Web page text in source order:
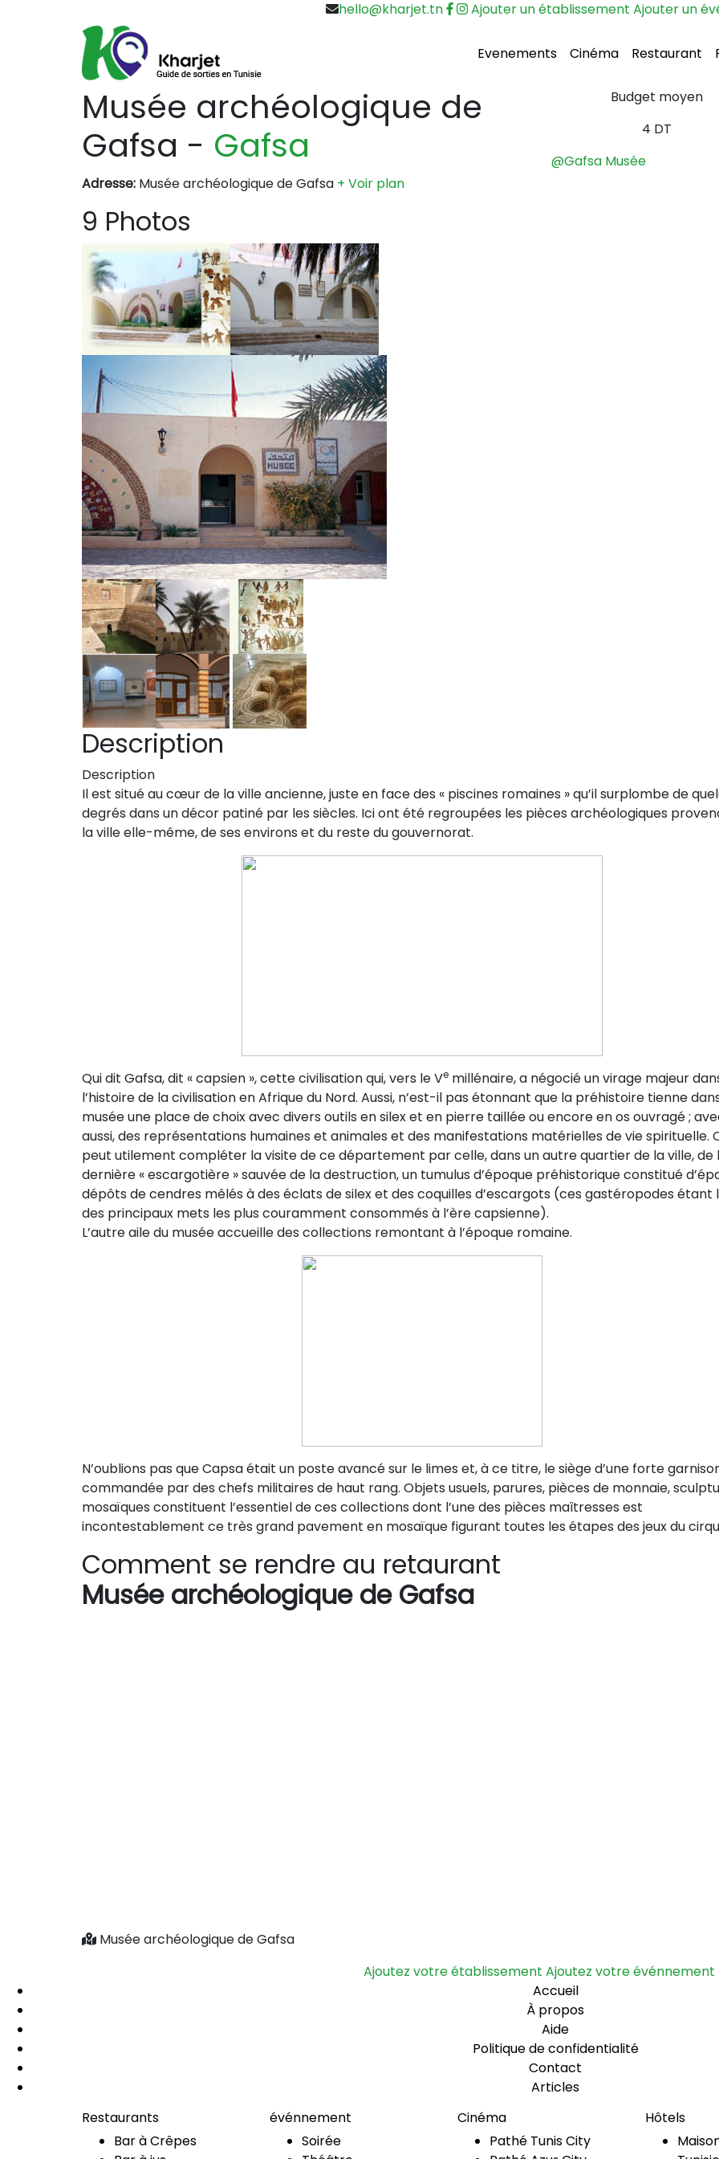
hello@kharjet.tn Ajouter un établissement Ajouter un
Evenements Cinéma Restaurant
Musée archéologique de
Gafsa - Gafsa
Adresse: Musée archéologique de Gafsa + Voir plan
Budget moyen
4 DT
@Gafsa Musée
9 Photos
Description
Description
Il est situé au cœur de la ville ancienne, juste en face des « piscines romaines » qu’il surplombe de
degrés dans un décor patiné par les siècles. Ici ont été regroupées les pièces archéologiques
la ville elle-même, de ses environs et du reste du gouvernorat.
Qui dit Gafsa, dit « capsien », cette civilisation qui, vers le Ve millénaire, a négocié un virage majeur
l’histoire de la civilisation en Afrique du Nord. Aussi, n’est-il pas étonnant que la préhistoire tienne
musée une place de choix avec divers outils en silex et en pierre taillée ou encore en os ouvragé ;
aussi, des représentations humaines et animales et des manifestations matérielles de vie spirituelle.
peut utilement compléter la visite de ce département par celle, dans un autre quartier de la ville, de
dernière « escargotière » sauvée de la destruction, un tumulus d’époque préhistorique constitué
dépôts de cendres mêlés à des éclats de silex et des coquilles d’escargots (ces gastéropodes étant
des principaux mets les plus couramment consommés à l’ère capsienne).
L’autre aile du musée accueille des collections remontant à l’époque romaine.
N’oublions pas que Capsa était un poste avancé sur le limes et, à ce titre, le siège d’une forte
commandée par des chefs militaires de haut rang. Objets usuels, parures, pièces de monnaie,
mosaïques constituent l’essentiel de ces collections dont l’une des pièces maîtresses est
incontestablement ce très grand pavement en mosaïque figurant toutes les étapes des jeux du
Comment se rendre au retaurant
Musée archéologique de Gafsa
Musée archéologique de Gafsa
Ajoutez votre établissement Ajoutez votre événnement
Accueil
À propos
Aide
Politique de confidentialité
Contact
Articles
Restaurants
Bar à Crêpes
événnement
Soirée
Cinéma
Pathé Tunis City
Hôtels